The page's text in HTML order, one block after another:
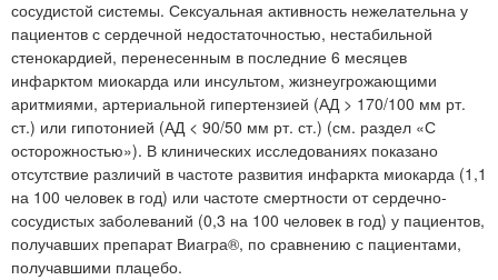
сосудистой системы. Сексуальная активность нежелательна у
пациентов с сердечной недостаточностью, нестабильной
стенокардией, перенесенным в последние 6 месяцев
инфарктом миокарда или инсультом, жизнеугрожающими
аритмиями, артериальной гипертензией (АД > 170/100 мм рт.
ст.) или гипотонией (АД < 90/50 мм рт. ст.) (см. раздел «С
осторожностью»). В клинических исследованиях показано
отсутствие различий в частоте развития инфаркта миокарда (1,1
на 100 человек в год) или частоте смертности от сердечно-
сосудистых заболеваний (0,3 на 100 человек в год) у пациентов,
получавших препарат Виагра®, по сравнению с пациентами,
получавшими плацебо.